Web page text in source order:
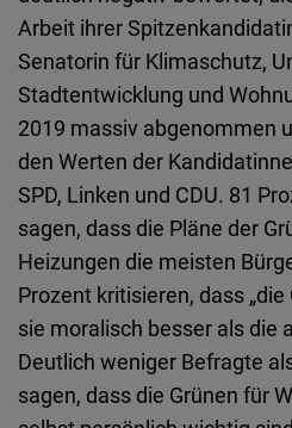
Arbeit ihrer
Senatorin für Klimaschutz,
Stadtentwicklung und
2019 massiv abgenommen
den Werten der
SPD, Linken und CDU. 81
sagen, dass die Pläne der
Heizungen die meisten
Prozent kritisieren, dass
sie moralisch besser als die
Deutlich weniger Befragte
sagen, dass die Grünen für